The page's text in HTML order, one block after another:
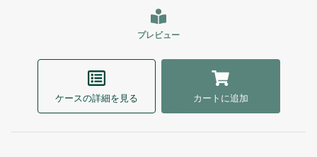
プレビュー
ケースの詳細を見る カートに追加